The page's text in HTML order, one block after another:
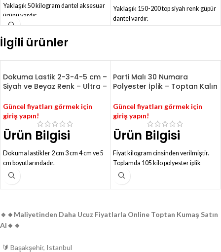
Yaklaşık 50 kilogram dantel aksesuar
ürünü vardır.
Toptan satış fiyatı 33 tl'dir.
Lacivert dantel hariç hepsi %85
bulunmaktadır.
Yaklaşık 150-200 top siyah renk güpür
dantel vardır.
kullanılarak üretilmiştir.
%1 Elastan (likra) özelliğe sahiptir.
verilecektir.
İlgili ürünler
Dokuma Lastik 2-3-4-5 cm –
Siyah ve Beyaz Renk – Ultra –
Güncel fiyatları görmek için
giriş yapın!
Ürün Bilgisi
Dokuma lastikler 2 cm 3 cm 4 cm ve 5
cm boyutlarındadır.
Siyah ve beyaz renklerde mevcuttur.
Perakende satış yoktur.
Parti Malı 30 Numara
Polyester İplik – Toptan Kalın
Güncel fiyatları görmek için
giriş yapın!
Ürün Bilgisi
Fiyat kilogram cinsinden verilmiştir.
Toplamda 105 kilo polyester iplik
vardır.
Ürünün %95'i kalınlık olarak 30
krem vb. renkler ve tonları mevcuttur.
🔹️🔸️Maliyetinden Daha Ucuz Fiyatlarla Online Toptan Kumaş Satın
Al🔸️🔹️
🔰 Başakşehir, Istanbul